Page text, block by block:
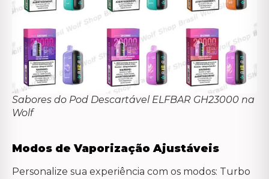
Sabores do Pod Descartável ELFBAR GH23000 na
Wolf
Modos de Vaporização Ajustáveis
Personalize sua experiência com os modos: Turbo